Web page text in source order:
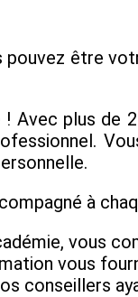
être
plus de
à
vous
vous
conseillers